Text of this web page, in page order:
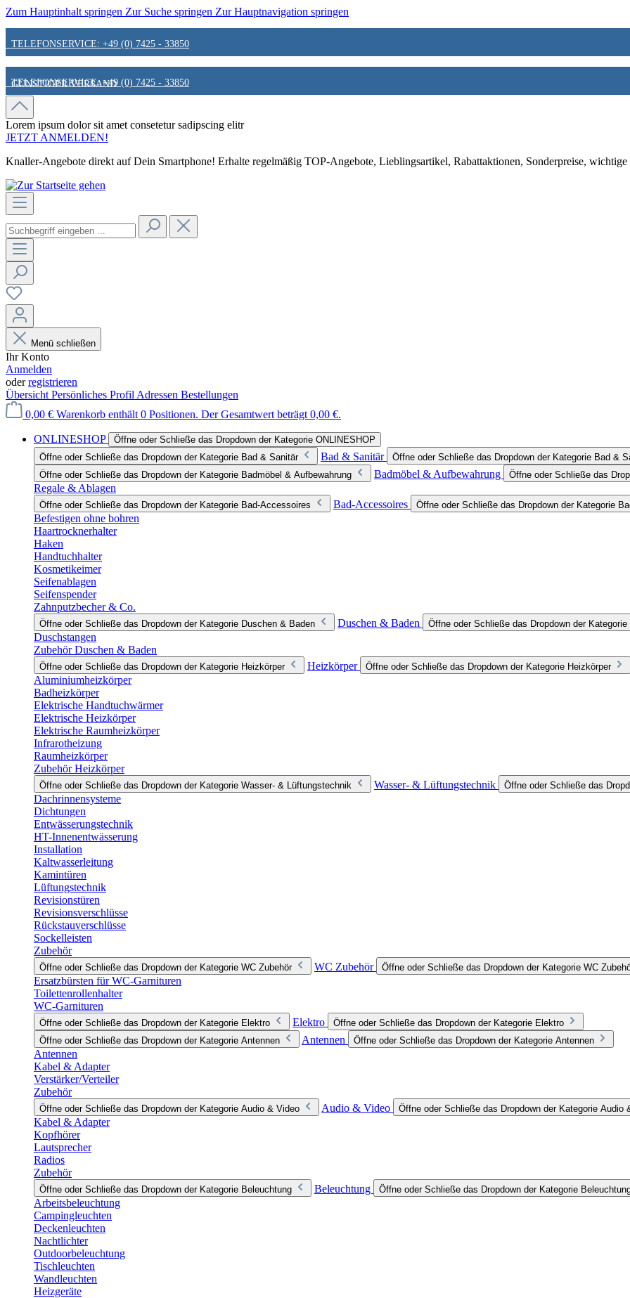
Zum Hauptinhalt springen Zur Suche springen Zur Hauptnavigation springen
TELEFONSERVICE: +49 (0) 7425 - 33850
GÜNSTIGER VERSAND
FAIR & KUNDENORIENTIERT
HINWEIS ZU STATIONÄREN PREISEN
TELEFONSERVICE: +49 (0) 7425 - 33850
GÜNSTIGER VERSAND
FAIR & KUNDENORIENTIERT
HINWEIS ZU STATIONÄREN PREISEN
Lorem ipsum dolor sit amet consetetur sadipscing elitr
JETZT ANMELDEN!
Knaller-Angebote direkt auf Dein Smartphone! Erhalte regelmäßig TOP-Angebote, Lieblingsartikel, Rabattaktionen, Sonderpreise,
Menü schließen
Ihr Konto
Anmelden
oderregistrieren
Übersicht Persönliches Profil Adressen Bestellungen
0,00 € Warenkorb enthält 0 Positionen. Der Gesamtwert beträgt 0,00 €.
ONLINESHOP
Öffne oder Schließe das Dropdown der Kategorie ONLINESHOP
Öffne oder Schließe das Dropdown der Kategorie Bad & Sanitär
Bad & Sanitär
Öffne oder Schließe das Dropdown der Kategorie Bad &
Öffne oder Schließe das Dropdown der Kategorie Badmöbel & Aufbewahrung
Badmöbel & Aufbewahrung Öffne oder Schließe das
Regale & Ablagen
Öffne oder Schließe das Dropdown der Kategorie Bad-Accessoires Bad-Accessoires Öffne oder Schließe das Dropdown der Kategorie
Befestigen ohne bohren
Haartrocknerhalter
Haken
Handtuchhalter
Kosmetikeimer
Seifenablagen
Seifenspender
Zahnputzbecher & Co.
Öffne oder Schließe das Dropdown der Kategorie Duschen & Baden Duschen & Baden Öffne oder Schließe das Dropdown der
Duschstangen
Zubehör Duschen & Baden
Öffne oder Schließe das Dropdown der Kategorie Heizkörper Heizkörper Öffne oder Schließe das Dropdown der Kategorie Heizkörper
Aluminiumheizkörper
Badheizkörper
Elektrische Handtuchwärmer
Elektrische Heizkörper
Elektrische Raumheizkörper
Infrarotheizung
Raumheizkörper
Zubehör Heizkörper
Öffne oder Schließe das Dropdown der Kategorie Wasser- & Lüftungstechnik Wasser- & Lüftungstechnik Öffne oder Schließe das
Dachrinnensysteme
Dichtungen
Entwässerungstechnik
HT-Innenentwässerung
Installation
Kaltwasserleitung
Kamintüren
Lüftungstechnik
Revisionstüren
Revisionsverschlüsse
Rückstauverschlüsse
Sockelleisten
Zubehör
Öffne oder Schließe das Dropdown der Kategorie WC Zubehör WC Zubehör Öffne oder Schließe das Dropdown der Kategorie WC
Ersatzbürsten für WC-Garnituren
Toilettenrollenhalter
WC-Garnituren
Öffne oder Schließe das Dropdown der Kategorie Elektro Elektro
Öffne oder Schließe das Dropdown der Kategorie Elektro
Öffne oder Schließe das Dropdown der Kategorie Antennen
Antennen Öffne oder Schließe das Dropdown der Kategorie Antennen
Antennen
Kabel & Adapter
Verstärker/Verteiler
Zubehör
Öffne oder Schließe das Dropdown der Kategorie Audio & Video Audio & Video Öffne oder Schließe das Dropdown der Kategorie Audio
Kabel & Adapter
Kopfhörer
Lautsprecher
Radios
Zubehör
Öffne oder Schließe das Dropdown der Kategorie Beleuchtung Beleuchtung Öffne oder Schließe das Dropdown der Kategorie
Arbeitsbeleuchtung
Campingleuchten
Deckenleuchten
Nachtlichter
Outdoorbeleuchtung
Tischleuchten
Wandleuchten
Heizgeräte